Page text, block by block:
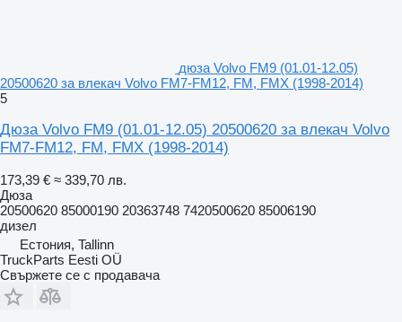
дюза Volvo FM9 (01.01-12.05)
20500620 за влекач Volvo FM7-FM12, FM, FMX (1998-2014)
5
Дюза Volvo FM9 (01.01-12.05) 20500620 за влекач Volvo
FM7-FM12, FM, FMX (1998-2014)
173,39 € ≈ 339,70 лв.
Дюза
20500620 85000190 20363748 7420500620 85006190
дизел
Естония, Tallinn
TruckParts Eesti OÜ
Свържете се с продавача